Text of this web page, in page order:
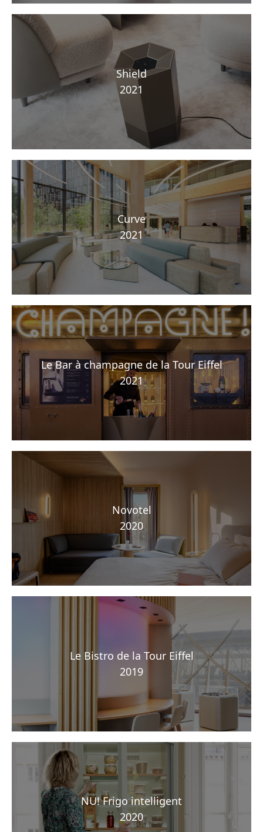
Shield
2021
Curve
2021
Le Bar à champagne de la Tour Eiffel
2021
Novotel
2020
Le Bistro de la Tour Eiffel
2019
NU! Frigo intelligent
2020